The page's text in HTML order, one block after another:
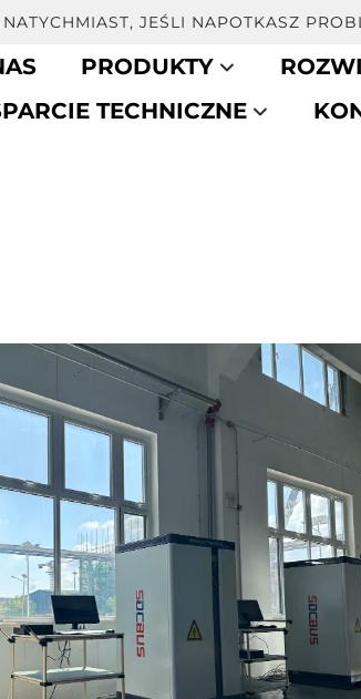
JEŚLI NAPOTKASZ
PRODUKTY
TECHNICZNE